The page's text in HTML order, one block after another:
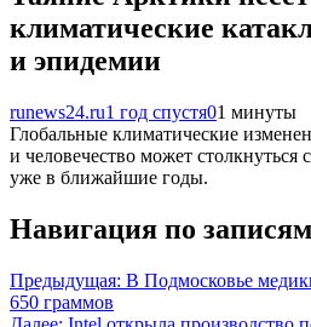
климатические
и эпидемии
runews24.ru1 год спустя01 минуты
Глобальные климатические
и человечество может столкнуться
уже в ближайшие годы.
Навигация по записям
Предыдущая: В Подмосковье
650 граммов